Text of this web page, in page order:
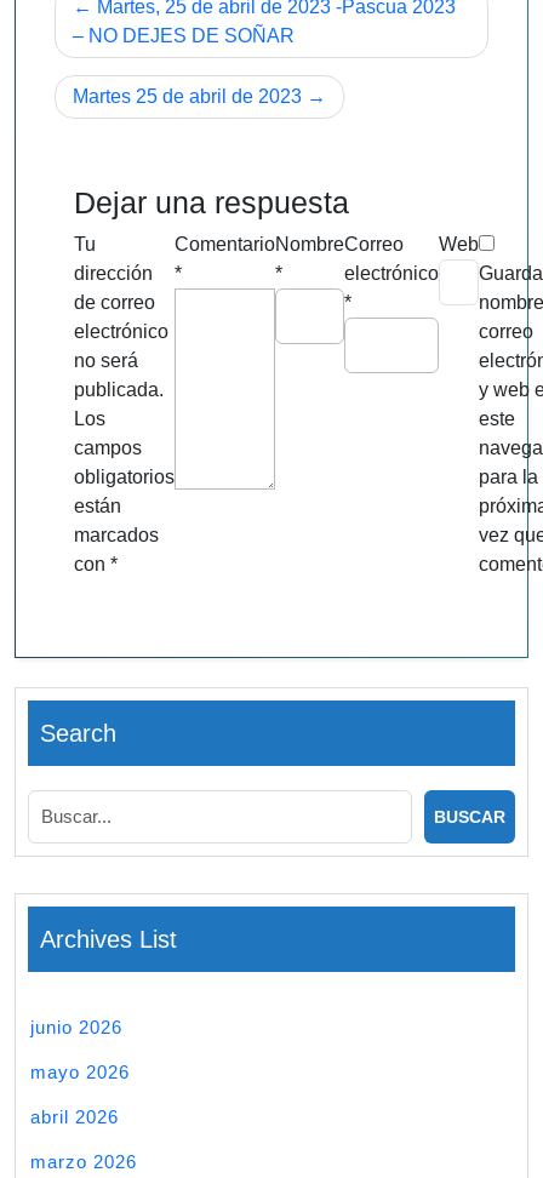
de
entradas
Martes, 25 de abril de 2023 -Pascua 2023
– NO DEJES DE SOÑAR
Martes 25 de abril de 2023
Dejar una respuesta
Tu
dirección
de correo
electrónico
no será
publicada.
Los
campos
obligatorios
están
marcados
con *
Comentario
*
Nombre
*
Correo
electrónico
*
Web
correo
y web
este
para la
vez
Search
Archives List
junio 2026
mayo 2026
abril 2026
marzo 2026